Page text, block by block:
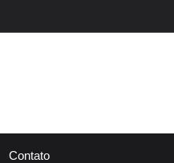
Contato